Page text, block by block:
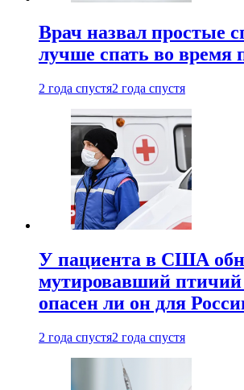
Врач назвал простые
лучше спать во время
2 года спустя2 года спустя
У пациента в США
мутировавший
опасен ли он для
2 года спустя2 года спустя